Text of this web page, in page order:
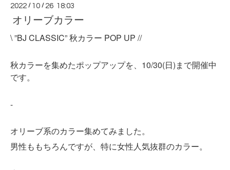
2022 / 10 / 26 18:03
オリーブカラー
\ ”BJ CLASSIC” 秋カラー POP UP //
秋カラーを集めたポップアップを、10/30(日)まで開催中
です。
-
オリーブ系のカラー集めてみました。
男性ももちろんですが、特に女性人気抜群のカラー。